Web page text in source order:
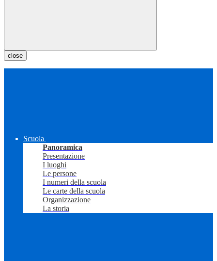
close
Scuola
Panoramica
Presentazione
I luoghi
Le persone
I numeri della scuola
Le carte della scuola
Organizzazione
La storia